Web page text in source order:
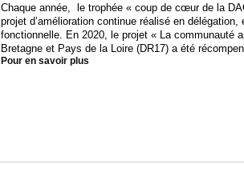
Chaque année, le trophée « coup de cœur de la
projet d’amélioration continue réalisé en
fonctionnelle. En 2020, le projet « La communauté
Bretagne et Pays de la Loire (DR17) a été
Pour en savoir plus